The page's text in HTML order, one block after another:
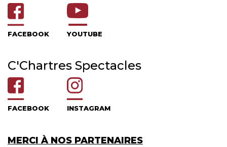
FACEBOOK YOUTUBE
C'Chartres Spectacles
FACEBOOK INSTAGRAM
MERCI À NOS PARTENAIRES